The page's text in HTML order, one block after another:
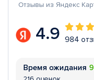
Отзывы из Яндекс
4.9 984
Время ожидания